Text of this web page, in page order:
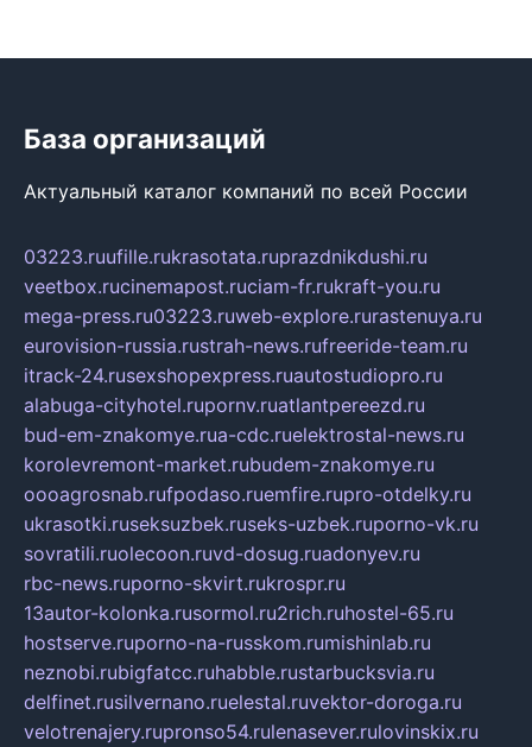
База организаций
Актуальный каталог компаний по всей России
03223.ruufille.rukrasotata.ruprazdnikdushi.ru
veetbox.rucinemapost.ruciam-fr.rukraft-you.ru
mega-press.ru03223.ruweb-explore.rurastenuya.ru
eurovision-russia.rustrah-news.rufreeride-team.ru
itrack-24.rusexshopexpress.ruautostudiopro.ru
alabuga-cityhotel.rupornv.ruatlantpereezd.ru
bud-em-znakomye.rua-cdc.ruelektrostal-news.ru
korolevremont-market.rubudem-znakomye.ru
oooagrosnab.rufpodaso.ruemfire.rupro-otdelky.ru
ukrasotki.ruseksuzbek.ruseks-uzbek.ruporno-vk.ru
sovratili.ruolecoon.ruvd-dosug.ruadonyev.ru
rbc-news.ruporno-skvirt.rukrospr.ru
13autor-kolonka.rusormol.ru2rich.ruhostel-65.ru
hostserve.ruporno-na-russkom.rumishinlab.ru
neznobi.rubigfatcc.ruhabble.rustarbucksvia.ru
delfinet.rusilvernano.ruelestal.ruvektor-doroga.ru
velotrenajery.rupronso54.rulenasever.rulovinskix.ru